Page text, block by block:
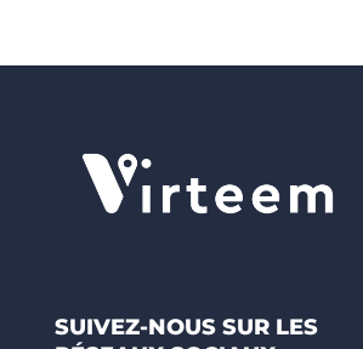
SUIVEZ-NOUS SUR LES